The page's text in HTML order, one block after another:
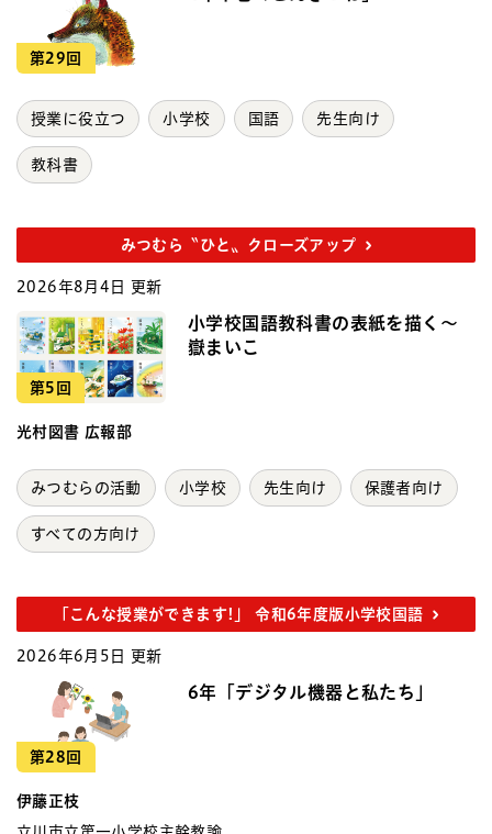
第29回
授業に役立つ 小学校 国語 先生向け
教科書
みつむら〝ひと〟クローズアップ
2026年8月4日 更新
第5回
小学校国語教科書の表紙を描く～
嶽まいこ
光村図書 広報部
みつむらの活動 小学校 先生向け 保護者向け
すべての方向け
「こんな授業ができます!」 令和6年度版小学校国語
2026年6月5日 更新
第28回
6年「デジタル機器と私たち」
伊藤正枝